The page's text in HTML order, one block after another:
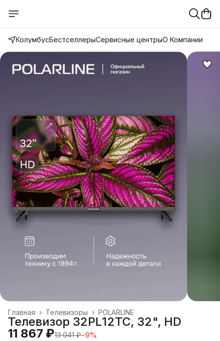
КолумбусБестселлерыСервисные центрыО Компании
POLARLINE
Телевизоры ›
Главная ›
Телевизор 32PL12TC, 32", HD
11 867 ₽13 041 ₽−9%